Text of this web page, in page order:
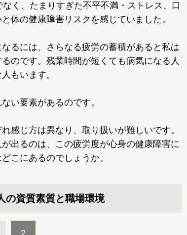
く、たまりすぎた不平不満・ストレス、口
体の健康障害リスクを感じていました。
るには、さらなる疲労の蓄積があると私は
のです。残業時間が短くても病気になる人
もいます。
い要素があるのです。
感じ方は異なり、取り扱いが難しいです。
出るのは、この疲労度が心身の健康障害に
こにあるのでしょうか。
の資質素質と職場環境
2